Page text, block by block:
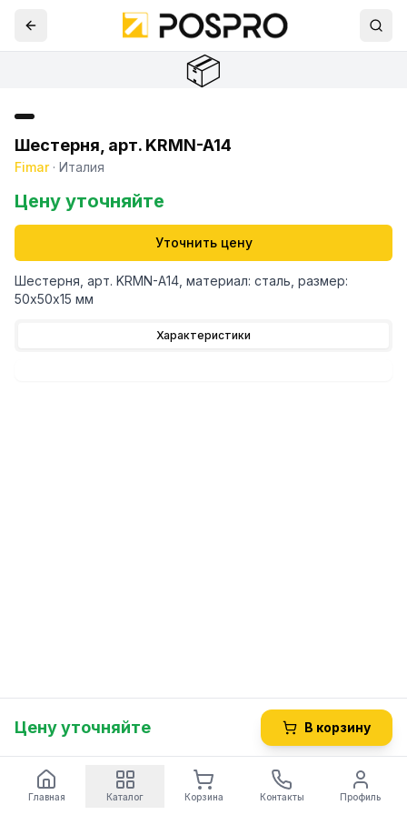
📦
Шестерня, арт. KRMN-A14
Fimar· Италия
Цену уточняйте
Уточнить цену
Шестерня, арт. KRMN-A14, материал: сталь, размер:
50х50х15 мм
Характеристики
Цену уточняйте В корзину
Главная Каталог Корзина Контакты Профиль